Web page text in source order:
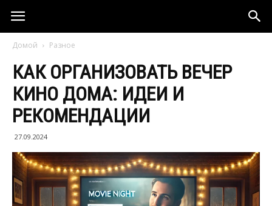
Домой Разное
КАК ОРГАНИЗОВАТЬ ВЕЧЕР
КИНО ДОМА: ИДЕИ И
РЕКОМЕНДАЦИИ
27.09.2024